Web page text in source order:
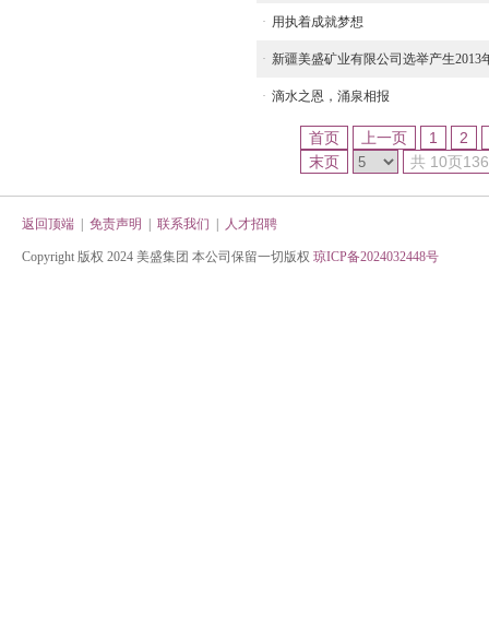
· 用执着成就梦想
· 新疆美盛矿业有限公司选举产生2013
· 滴水之恩，涌泉相报
首页 上一页 1
2
末页
共 10页136
返回顶端 免责声明 联系我们 人才招聘
Copyright 版权 2024 美盛集团 本公司保留一切版权 琼ICP备2024032448号